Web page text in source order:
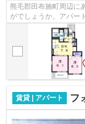
熊毛郡田布施町周辺
がでしょうか。アパー
部屋情報をご用意して
賃貸 | アパート フ